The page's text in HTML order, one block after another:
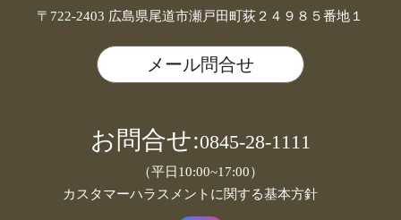
〒722-2403 広島県尾道市瀬戸田町荻２４９８５番地１
メール問合せ
お問合せ:0845-28-1111
（平日10:00~17:00）
カスタマーハラスメントに関する基本方針